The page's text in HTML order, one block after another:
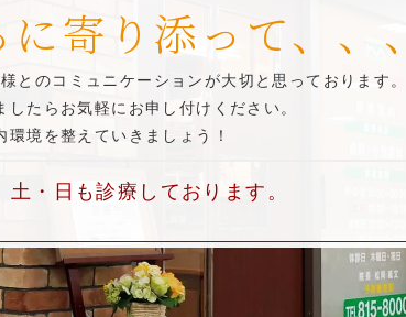
寄り添って、、、
とのコミュニケーションが大切と思っております。
たらお気軽にお申し付けください。
環境を整えていきましょう！
・日も診療しております。